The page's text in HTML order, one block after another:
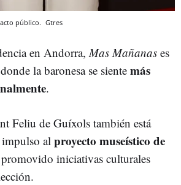
público. Gtres
en Andorra,Mas Mañanas es
la baronesa se siente más
.
Feliu de Guíxols también está
al proyecto museístico de
iniciativas culturales